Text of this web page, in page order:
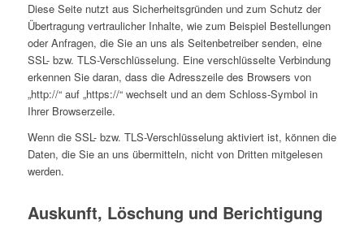
Diese Seite nutzt aus Sicherheitsgründen und zum Schutz der
Übertragung vertraulicher Inhalte, wie zum Beispiel Bestellungen
oder Anfragen, die Sie an uns als Seitenbetreiber senden, eine
SSL- bzw. TLS-Verschlüsselung. Eine verschlüsselte Verbindung
erkennen Sie daran, dass die Adresszeile des Browsers von
„http://“ auf „https://“ wechselt und an dem Schloss-Symbol in
Ihrer Browserzeile.
Wenn die SSL- bzw. TLS-Verschlüsselung aktiviert ist, können die
Daten, die Sie an uns übermitteln, nicht von Dritten mitgelesen
werden.
Auskunft, Löschung und Berichtigung